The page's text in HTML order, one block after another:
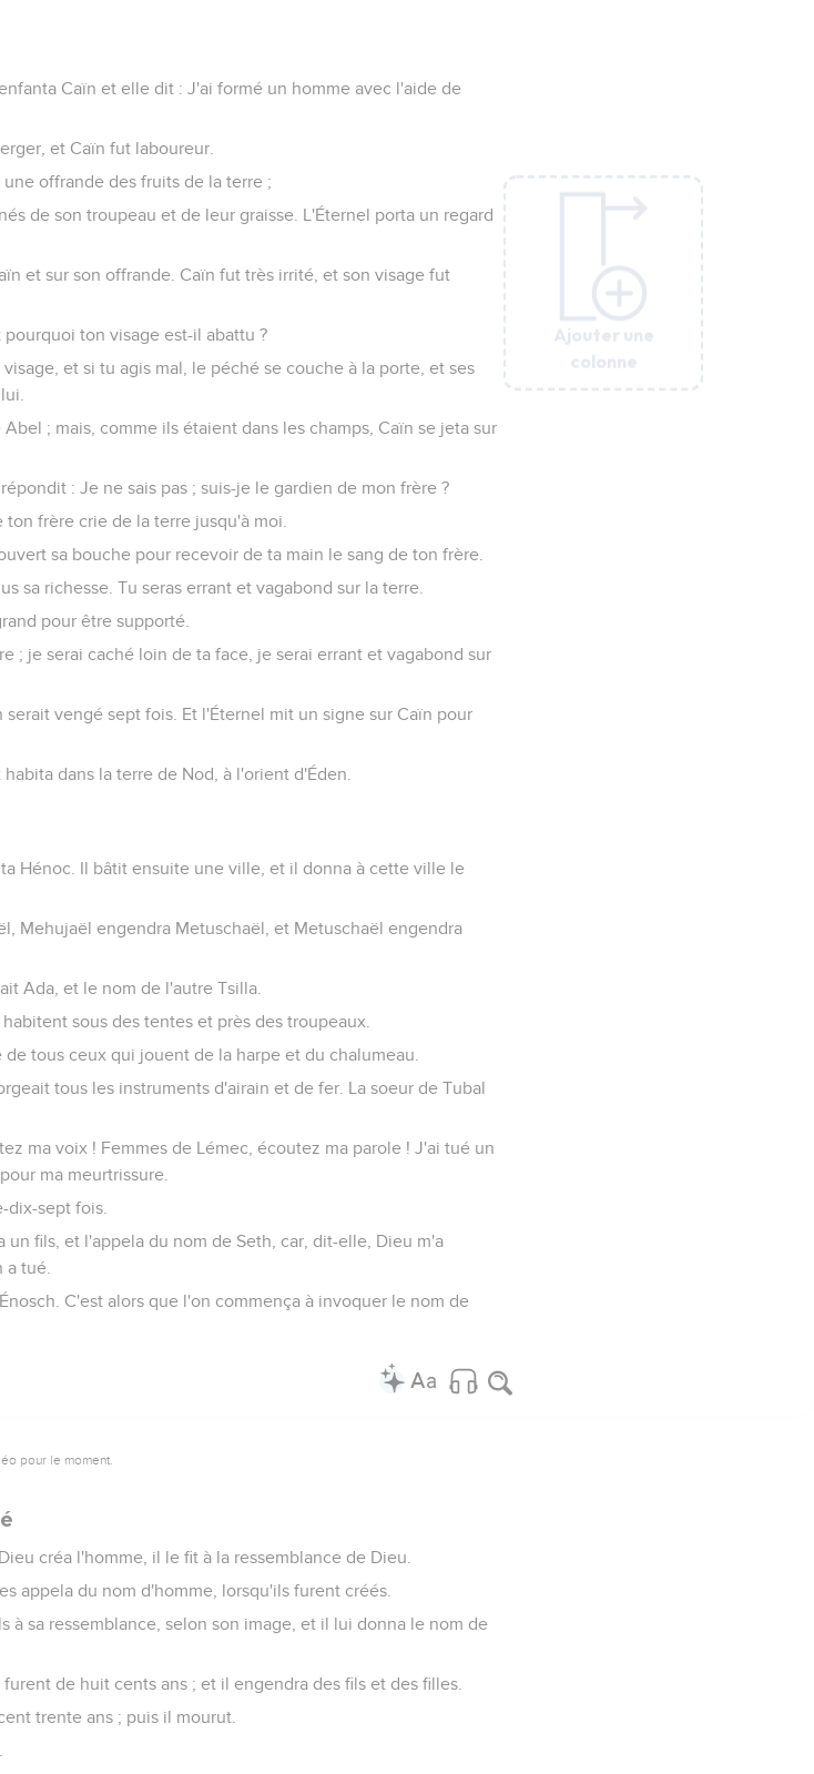
Ajouter une
colonne
Ajouter une
colonne
Caïn et elle dit : J'ai formé un homme avec l'aide de
et Caïn fut laboureur.
offrande des fruits de la terre ;
de son troupeau et de leur graisse. L'Éternel porta un regard
et sur son offrande. Caïn fut très irrité, et son visage fut
ton visage est-il abattu ?
et si tu agis mal, le péché se couche à la porte, et ses
; mais, comme ils étaient dans les champs, Caïn se jeta sur
: Je ne sais pas ; suis-je le gardien de mon frère ?
frère crie de la terre jusqu'à moi.
sa bouche pour recevoir de ta main le sang de ton frère.
sa richesse. Tu seras errant et vagabond sur la terre.
pour être supporté.
; je serai caché loin de ta face, je serai errant et vagabond sur
vengé sept fois. Et l'Éternel mit un signe sur Caïn pour
dans la terre de Nod, à l'orient d'Éden.
Hénoc. Il bâtit ensuite une ville, et il donna à cette ville le
Mehujaël engendra Metuschaël, et Metuschaël engendra
Ada, et le nom de l'autre Tsilla.
sous des tentes et près des troupeaux.
tous ceux qui jouent de la harpe et du chalumeau.
tous les instruments d'airain et de fer. La soeur de Tubal
ma voix ! Femmes de Lémec, écoutez ma parole ! J'ai tué un
ma meurtrissure.
dix-sept fois.
fils, et l'appela du nom de Seth, car, dit-elle, Dieu m'a
a tué.
C'est alors que l'on commença à invoquer le nom de
Ajouter une
colonne
pour le moment.
créa l'homme, il le fit à la ressemblance de Dieu.
appela du nom d'homme, lorsqu'ils furent créés.
à sa ressemblance, selon son image, et il lui donna le nom de
de huit cents ans ; et il engendra des fils et des filles.
trente ans ; puis il mourut.
Ajouter une
colonne
Ajouter une
colonne
Ajouter une
colonne